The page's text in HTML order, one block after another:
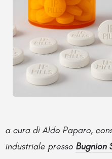
a cura di Aldo Paparo,
industriale presso Bugnion